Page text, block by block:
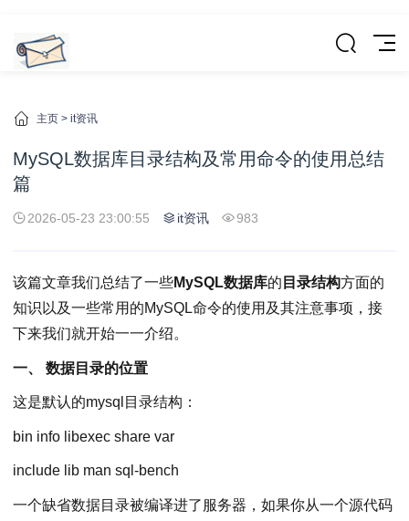
主页 > it资讯
MySQL数据库目录结构及常用命令的使用总结
篇
2026-05-23 23:00:55 it资讯 983
该篇文章我们总结了一些MySQL数据库的 目录结构方面的
知识以及一些常用的MySQL命令的使用及其注意事项，接
下来我们就开始一一介绍。
一、 数据目录的位置
这是默认的mysql目录结构：
bin info libexec share var
include lib man sql-bench
一个缺省数据目录被编译进了服务器，如果你从一个源代码